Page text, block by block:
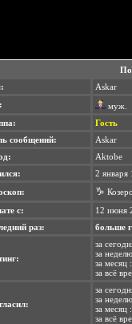
Askar
муж.
Гость
сообщений:
Askar
Aktobe
2 января
♑
с:
12 июня
раз:
больше
за
за
за месяц
за всё
за
за
за месяц
за всё